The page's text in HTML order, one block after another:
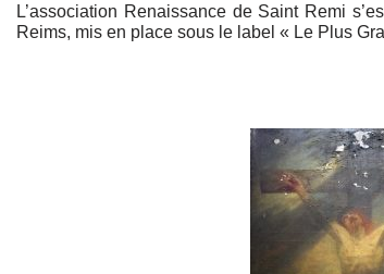
L’association Renaissance de Saint Remi
Reims, mis en place sous le label « Le Plus